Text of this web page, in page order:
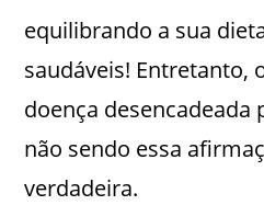
equilibrando a sua
saudáveis! Entretanto,
doença desencadeada
não sendo essa
verdadeira.